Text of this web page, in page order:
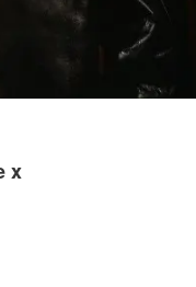
x